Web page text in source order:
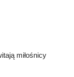
miłośnicy